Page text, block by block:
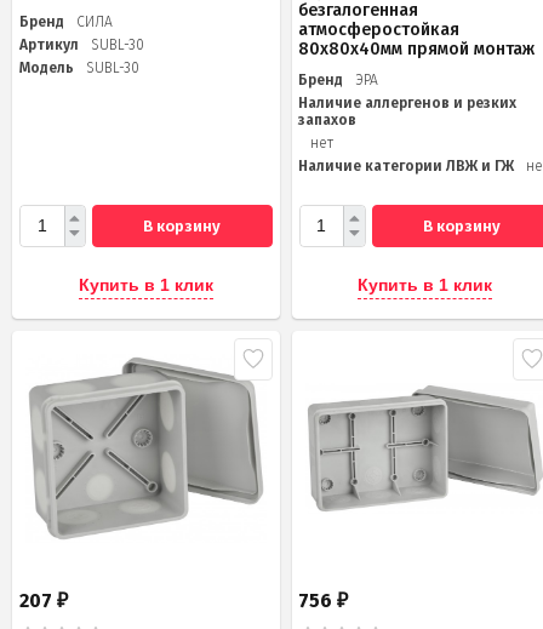
Бренд
СИЛА
Артикул
SUBL-30
Модель
SUBL-30
В корзину
Купить в 1 клик
безгалогенная
атмосферостойкая
80х80х40мм прямой монтаж
Бренд
ЭРА
Наличие аллергенов и резких
запахов
нет
Наличие категории ЛВЖ и ГЖ
В корзину
Купить в 1 клик
207 ₽ 756₽